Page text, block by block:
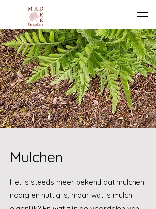
Mulchen
Het is steeds meer bekend dat mulchen
nodig en nuttig is, maar wat is mulch